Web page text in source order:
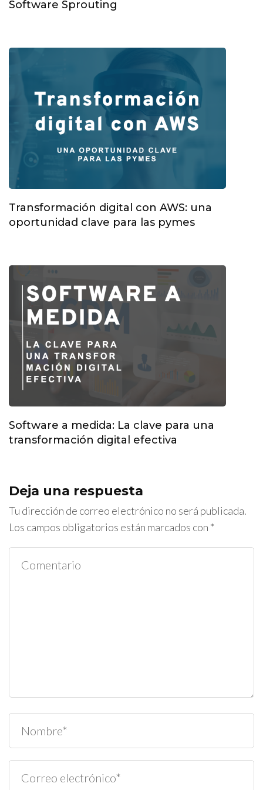
Software Sprouting
Transformación digital con AWS: una
oportunidad clave para las pymes
Software a medida: La clave para una
transformación digital efectiva
Deja una respuesta
Tu dirección de correo electrónico no será publicada.
Los campos obligatorios están marcados con *